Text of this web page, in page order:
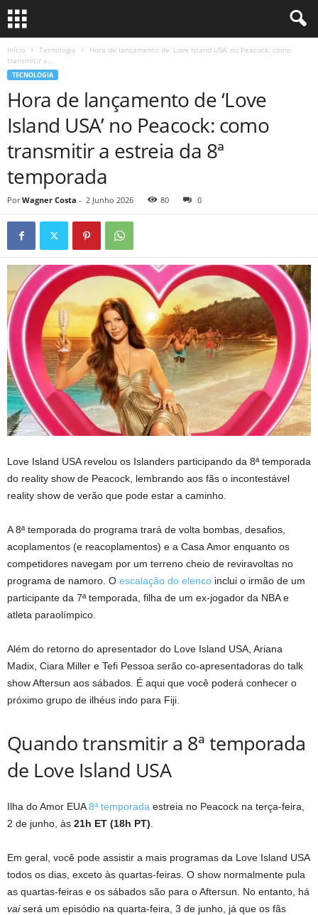
Início Tecnologia
Hora de lançamento de ‘Love Island USA’ no Peacock: como
transmitir a...
TECNOLOGIA
Hora de lançamento de ‘Love
Island USA’ no Peacock: como
transmitir a estreia da 8ª
temporada
Por Wagner Costa - 2 Junho 2026 80 0
Love Island USA revelou os Islanders participando da 8ª temporada
do reality show de Peacock, lembrando aos fãs o incontestável
reality show de verão que pode estar a caminho.
A 8ª temporada do programa trará de volta bombas, desafios,
acoplamentos (e reacoplamentos) e a Casa Amor enquanto os
competidores navegam por um terreno cheio de reviravoltas no
programa de namoro. O escalação do elenco inclui o irmão de um
participante da 7ª temporada, filha de um ex-jogador da NBA e
atleta paraolímpico.
Além do retorno do apresentador do Love Island USA, Ariana
Madix, Ciara Miller e Tefi Pessoa serão co-apresentadoras do talk
show Aftersun aos sábados. É aqui que você poderá conhecer o
próximo grupo de ilhéus indo para Fiji.
Quando transmitir a 8ª temporada
de Love Island USA
Ilha do Amor EUA8ª temporada estreia no Peacock na terça-feira,
2 de junho, às 21h ET (18h PT)
Em geral, você pode assistir a mais programas da Love Island USA
todos os dias, exceto às quartas-feiras. O show normalmente pula
as quartas-feiras e os sábados são para o Aftersun. No entanto, há
vaiserá um episódio na quarta-feira, 3 de junho, já que os fãs